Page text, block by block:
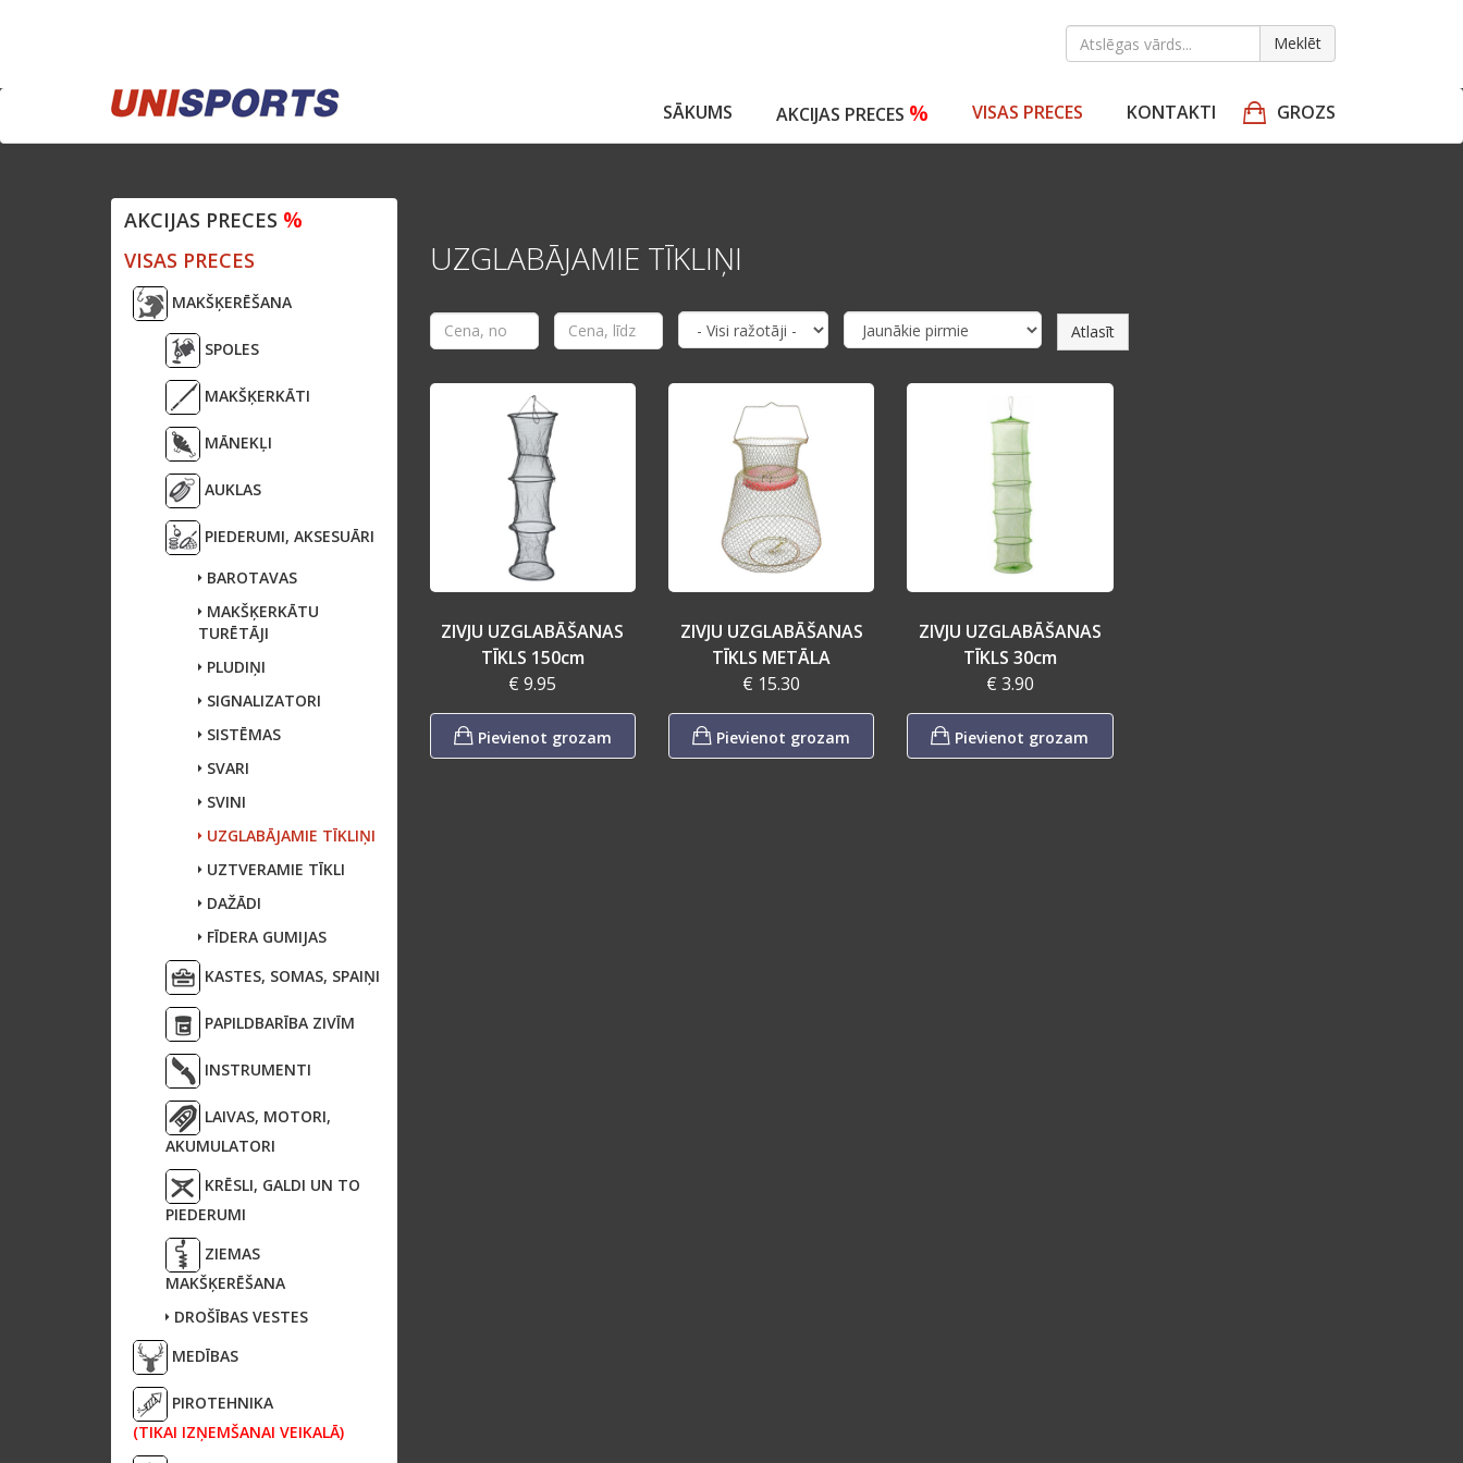
Meklēt
SĀKUMS AKCIJAS PRECES % VISAS PRECES KONTAKTI GROZS
AKCIJAS PRECES %
VISAS PRECES
MAKŠĶERĒŠANA
SPOLES
MAKŠĶERKĀTI
MĀNEKĻI
AUKLAS
PIEDERUMI, AKSESUĀRI
BAROTAVAS
MAKŠĶERKĀTU
TURĒTĀJI
PLUDIŅI
SIGNALIZATORI
SISTĒMAS
SVARI
SVINI
UZGLABĀJAMIE TĪKLIŅI
UZTVERAMIE TĪKLI
DAŽĀDI
FĪDERA GUMIJAS
KASTES, SOMAS, SPAIŅI
PAPILDBARĪBA ZIVĪM
INSTRUMENTI
LAIVAS, MOTORI,
AKUMULATORI
KRĒSLI, GALDI UN TO
PIEDERUMI
ZIEMAS
MAKŠĶERĒŠANA
DROŠĪBAS VESTES
MEDĪBAS
PIROTEHNIKA
(TIKAI IZŅEMŠANAI VEIKALĀ)
UZGLABĀJAMIE TĪKLIŅI
ZIVJU UZGLABĀŠANAS
TĪKLS 150cm
€ 9.95
Pievienot grozam
ZIVJU UZGLABĀŠANAS
TĪKLS METĀLA
€ 15.30
Pievienot grozam
ZIVJU UZGLABĀŠANAS
TĪKLS 30cm
€ 3.90
Pievienot grozam